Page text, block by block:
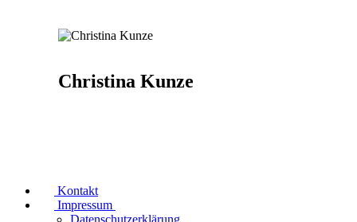
Christina Kunze
Kontakt
Impressum
Datenschutzerklärung